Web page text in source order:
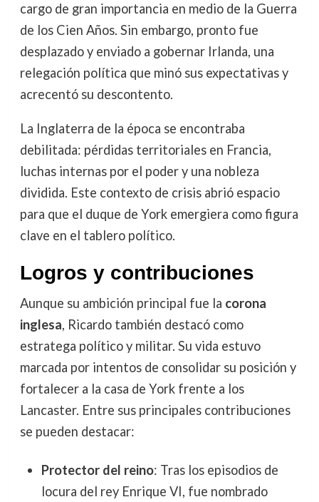
cargo de gran importancia en medio de la Guerra
de los Cien Años. Sin embargo, pronto fue
desplazado y enviado a gobernar Irlanda, una
relegación política que minó sus expectativas y
acrecentó su descontento.
La Inglaterra de la época se encontraba
debilitada: pérdidas territoriales en Francia,
luchas internas por el poder y una nobleza
dividida. Este contexto de crisis abrió espacio
para que el duque de York emergiera como figura
clave en el tablero político.
Logros y contribuciones
Aunque su ambición principal fue la corona
inglesa, Ricardo también destacó como
estratega político y militar. Su vida estuvo
marcada por intentos de consolidar su posición y
fortalecer a la casa de York frente a los
Lancaster. Entre sus principales contribuciones
se pueden destacar:
Protector del reino: Tras los episodios de
locura del rey Enrique VI, fue nombrado